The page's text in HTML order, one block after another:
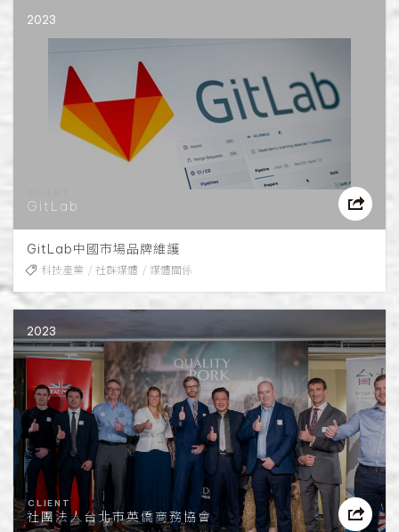
2023
GitLab
GitLab中國市場品牌維護
科技產業 社群媒體 媒體關係
2023
社團法人台北市英僑商務協會